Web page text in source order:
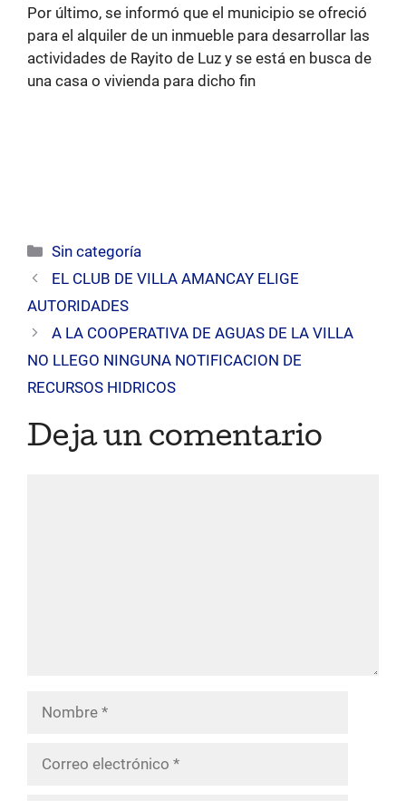
Por último, se informó que el municipio se ofreció
para el alquiler de un inmueble para desarrollar las
actividades de Rayito de Luz y se está en busca de
una casa o vivienda para dicho fin
Categorías
Sin categoría
EL CLUB DE VILLA AMANCAY ELIGE
AUTORIDADES
A LA COOPERATIVA DE AGUAS DE LA VILLA
NO LLEGO NINGUNA NOTIFICACION DE
RECURSOS HIDRICOS
Deja un comentario
electrónico